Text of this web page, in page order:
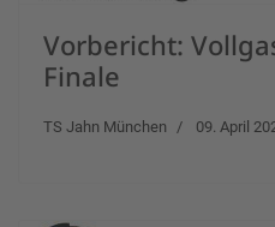
Vorbericht:
Finale
TS Jahn München 09. April